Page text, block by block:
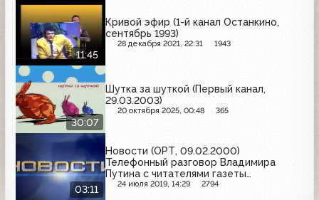
11:45
Кривой эфир (1-й канал Останкино,
сентябрь 1993)
28 декабря 2021, 22:31 1943
30:07
Шутка за шуткой (Первый канал,
29.03.2003)
20 октября 2025, 00:48 365
03:11
Новости (ОРТ, 09.02.2000)
Телефонный разговор Владимира
Путина с читателями газеты
"Комсомольская правда"
24 июля 2019, 14:29 2794